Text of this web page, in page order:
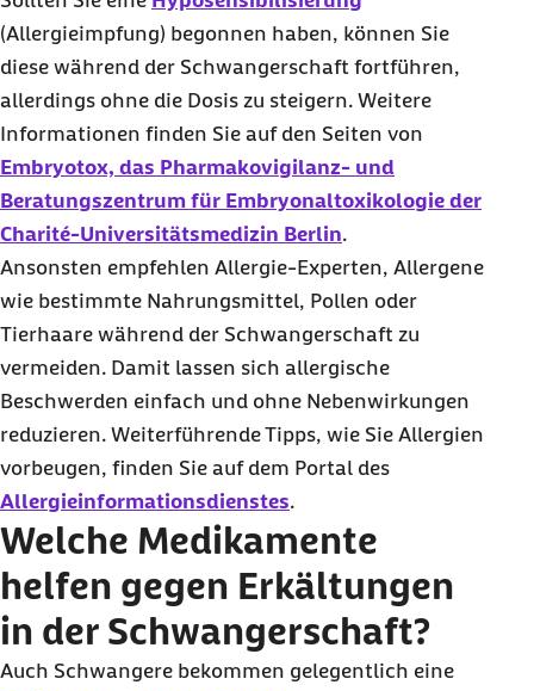
(Allergieimpfung) begonnen haben, können Sie
diese während der Schwangerschaft fortführen,
allerdings ohne die Dosis zu steigern. Weitere
Informationen finden Sie auf den Seiten von
Embryotox, das Pharmakovigilanz- und
Beratungszentrum für Embryonaltoxikologie der
Charité-Universitätsmedizin Berlin.
Ansonsten empfehlen Allergie-Experten, Allergene
wie bestimmte Nahrungsmittel, Pollen oder
Tierhaare während der Schwangerschaft zu
vermeiden. Damit lassen sich allergische
Beschwerden einfach und ohne Nebenwirkungen
reduzieren. Weiterführende Tipps, wie Sie Allergien
vorbeugen, finden Sie auf dem Portal des
Allergieinformationsdienstes.
Welche Medikamente
helfen gegen Erkältungen
in der Schwangerschaft?
Auch Schwangere bekommen gelegentlich eine